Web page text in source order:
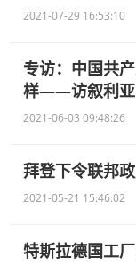
2021-07-29 16:53:10
专访：中国共
样——访叙利亚
2021-06-03 09:48:26
拜登下令联邦
2021-05-21 15:46:02
特斯拉德国工